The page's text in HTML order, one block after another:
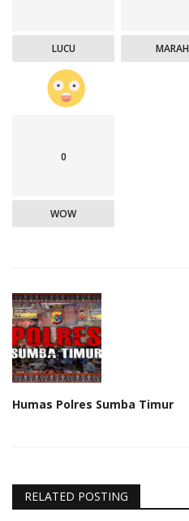
LUCU MARAH
0
WOW
Humas Polres Sumba Timur
RELATED POSTING